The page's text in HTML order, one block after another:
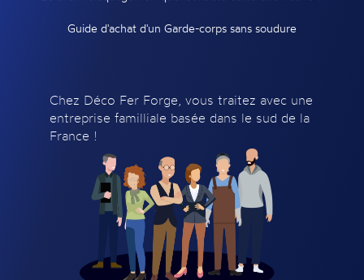
Guide d'achat d'un Garde-corps sans soudure
Chez Déco Fer Forge, vous traitez avec une
entreprise familliale basée dans le sud de la
France !